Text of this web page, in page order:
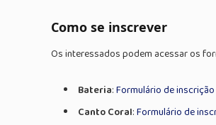
Como se inscrever
Os interessados podem acessar os
Bateria:Formulário de inscrição
Canto Coral:Formulário de